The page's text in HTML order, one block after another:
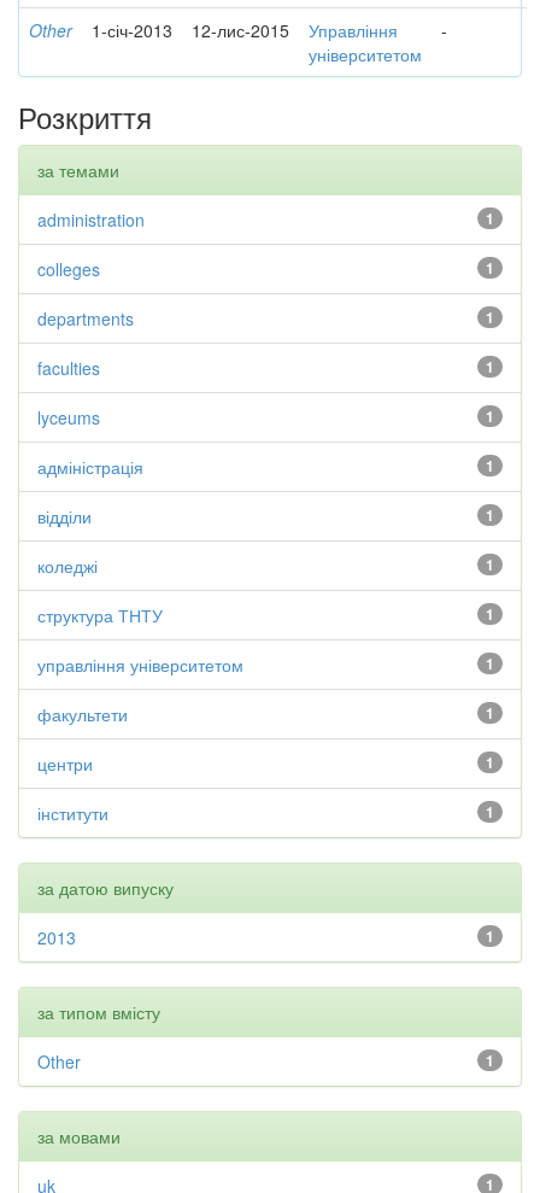
Other 1-січ-2013 12-лис-2015
Управління
університетом
-
Розкриття
за темами
1
administration
1
colleges
1
departments
1
faculties
1
lyceums
1
адміністрація
1
відділи
1
коледжі
1
структура ТНТУ
1
управління університетом
1
факультети
1
центри
1
інститути
за датою випуску
1
2013
за типом вмісту
1
Other
за мовами
1
uk